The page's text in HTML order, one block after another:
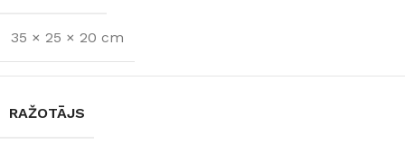
35 × 25 × 20 cm
RAŽOTĀJS